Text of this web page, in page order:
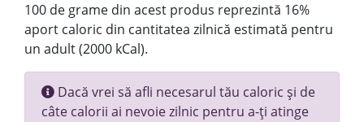
100 de grame din acest produs reprezintă 16%
aport caloric din cantitatea zilnică estimată pentru
un adult (2000 kCal).
Dacă vrei să afli necesarul tău caloric și de
câte calorii ai nevoie zilnic pentru a-ți atinge